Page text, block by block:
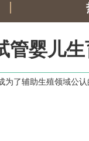
婴儿生
了辅助生殖领域公